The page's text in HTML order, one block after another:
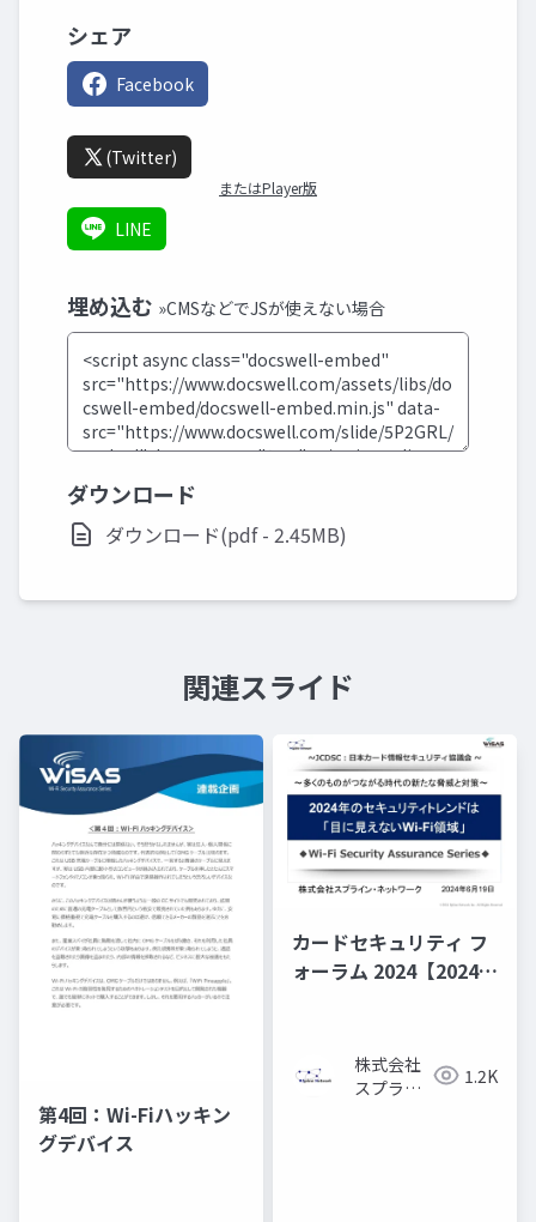
シェア
Facebook
(Twitter)
またはPlayer版
LINE
埋め込む »CMSなどでJSが使えない場合
ダウンロード
ダウンロード(pdf - 2.45MB)
関連スライド
第4回：Wi-Fiハッキン
グデバイス
カードセキュリティ フ
ォーラム 2024【2024年
Wi-Fi領域」】
株式会社
スプライ
1.2K